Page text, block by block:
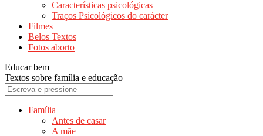
Características psicológicas
Traços Psicológicos do carácter
Filmes
Belos Textos
Fotos aborto
Educar bem
Textos sobre família e educação
Família
Antes de casar
A mãe